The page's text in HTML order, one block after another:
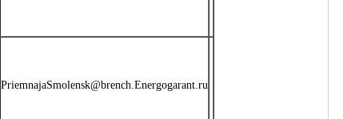
PriemnajaSmolensk@brench.Energogarant.ru